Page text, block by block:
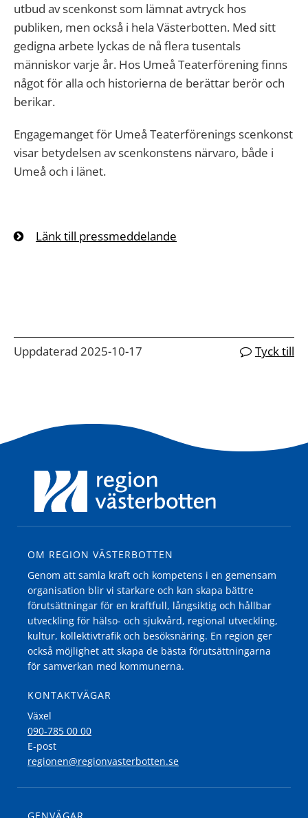
utbud av scenkonst som lämnat avtryck hos
publiken, men också i hela Västerbotten. Med sitt
gedigna arbete lyckas de nå flera tusentals
människor varje år. Hos Umeå Teaterförening finns
något för alla och historierna de berättar berör och
berikar.
Engagemanget för Umeå Teaterförenings scenkonst
visar betydelsen av scenkonstens närvaro, både i
Umeå och i länet.
Länk till pressmeddelande
Uppdaterad 2025-10-17 Tyck till
OM REGION VÄSTERBOTTEN
Genom att samla kraft och kompetens i en gemensam
organisation blir vi starkare och kan skapa bättre
förutsättningar för en kraftfull, långsiktig och hållbar
utveckling för hälso- och sjukvård, regional utveckling,
kultur, kollektivtrafik och besöksnäring. En region ger
också möjlighet att skapa de bästa förutsättningarna
för samverkan med kommunerna.
KONTAKTVÄGAR
Växel
090-785 00 00
E-post
regionen@regionvasterbotten.se